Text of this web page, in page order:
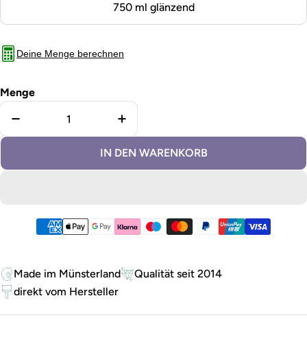
750 ml glänzend
Deine Menge berechnen
Menge
Menge für Fliesenfarbe Green Tea verringern
Menge für Fliesenfarbe Green
IN DEN WARENKORB
Zahlungsmethoden
Made im Münsterland
Qualität seit 2014
direkt vom Hersteller